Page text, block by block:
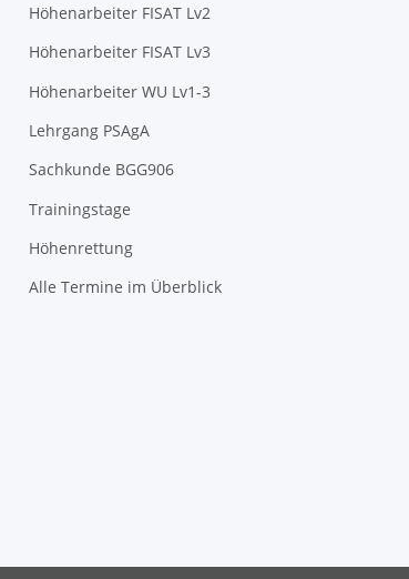
Höhenarbeiter FISAT Lv2
Höhenarbeiter FISAT Lv3
Höhenarbeiter WU Lv1-3
Lehrgang PSAgA
Sachkunde BGG906
Trainingstage
Höhenrettung
Alle Termine im Überblick